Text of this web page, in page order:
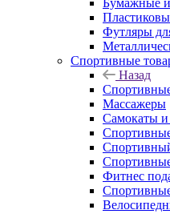
Бумажные и
Футляры
Спортивные
Назад
Массажеры
Самокаты и
Фитнес